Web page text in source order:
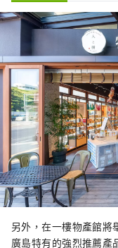
另外，在一樓物產館將
廣島特有的強烈推薦產